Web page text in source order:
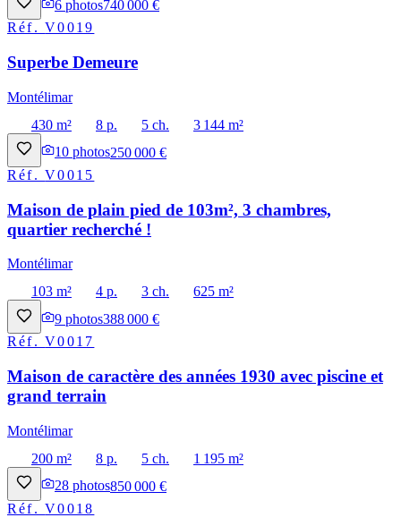
6 photos740 000 €
Réf.V0019
Superbe Demeure
Montélimar
430 m²
8 p. 5 ch.
3 144 m²
10 photos250 000 €
Réf.V0015
Maison de plain pied de 103m², 3 chambres,
quartier recherché !
Montélimar
103 m²
4 p. 3 ch.
625 m²
9 photos388 000 €
Réf.V0017
Maison de caractère des années 1930 avec piscine et
grand terrain
Montélimar
200 m²
8 p. 5 ch.
1 195 m²
28 photos850 000 €
Réf.V0018